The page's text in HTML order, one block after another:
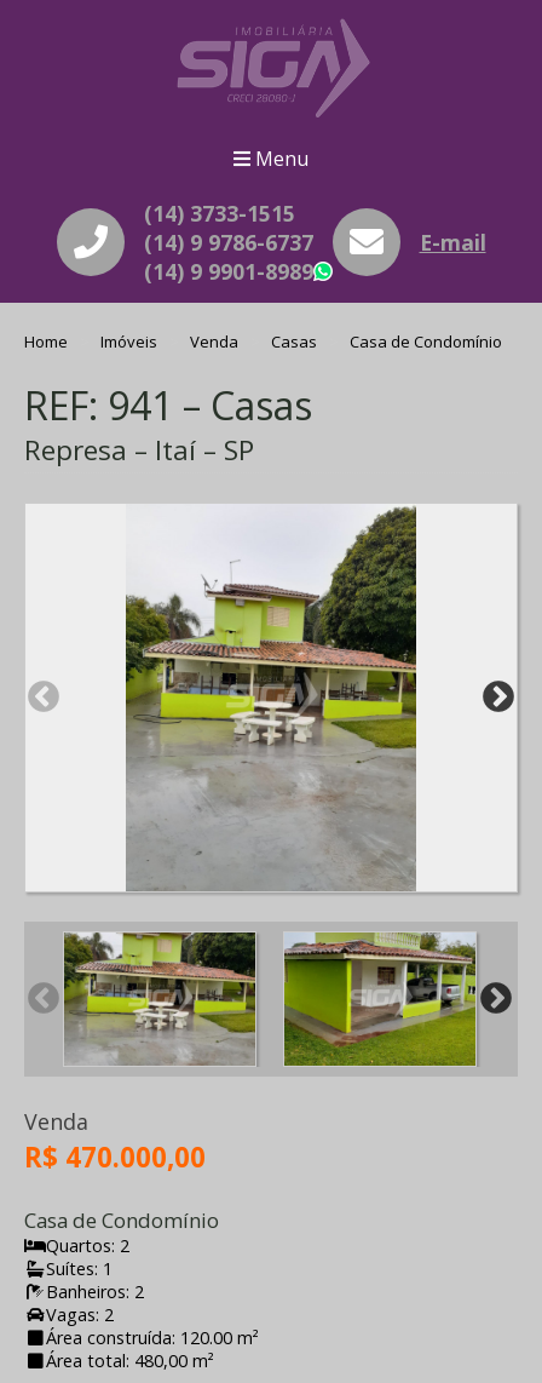
Menu
(14) 3733-1515
(14) 9 9786-6737
(14) 9 9901-8989
WhatsApp
E-mail
Home Imóveis Venda Casas Casa de Condomínio
REF: 941 – Casas
Represa – Itaí – SP
Venda
R$ 470.000,00
Casa de Condomínio
Quartos: 2
Suítes: 1
Banheiros: 2
Vagas: 2
Área construída: 120.00 m²
Área total: 480,00 m²